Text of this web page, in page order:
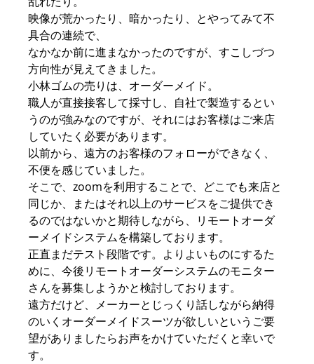
映像が荒かったり、暗かったり、とやってみて不
具合の連続で、
なかなか前に進まなかったのですが、すこしづつ
方向性が見えてきました。
小林ゴムの売りは、オーダーメイド。
職人が直接接客して採寸し、自社で製造するとい
うのが強みなのですが、それにはお客様はご来店
していたく必要があります。
以前から、遠方のお客様のフォローができなく、
不便を感じていました。
そこで、zoomを利用することで、どこでも来店と
同じか、またはそれ以上のサービスをご提供でき
るのではないかと期待しながら、リモートオーダ
ーメイドシステムを構築しております。
正直まだテスト段階です。よりよいものにするた
めに、今後リモートオーダーシステムのモニター
さんを募集しようかと検討しております。
遠方だけど、メーカーとじっくり話しながら納得
のいくオーダーメイドスーツが欲しいというご要
望がありましたらお声をかけていただくと幸いで
す。